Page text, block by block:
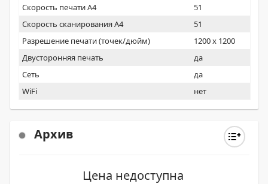
Скорость печати А4
51
Скорость сканирования А4
51
Разрешение печати (точек/дюйм)
1200 x 1200
Двусторонняя печать
да
Сеть
да
WiFi
нет
Архив
Цена недоступна